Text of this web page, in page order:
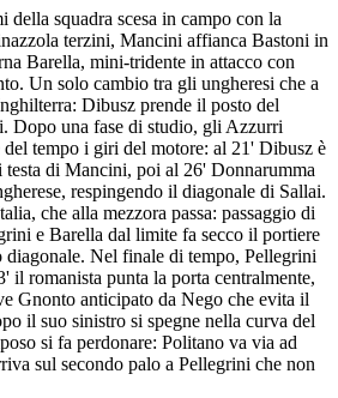
della squadra scesa in campo con la
terzini, Mancini affianca Bastoni in
Barella, mini-tridente in attacco con
Un solo cambio tra gli ungheresi che a
Dibusz prende il posto del
Dopo una fase di studio, gli Azzurri
del tempo i giri del motore: al 21' Dibusz è
di Mancini, poi al 26' Donnarumma
respingendo il diagonale di Sallai.
che alla mezzora passa: passaggio di
e Barella dal limite fa secco il portiere
diagonale. Nel finale di tempo, Pellegrini
il romanista punta la porta centralmente,
Gnonto anticipato da Nego che evita il
il suo sinistro si spegne nella curva del
si fa perdonare: Politano va via ad
sul secondo palo a Pellegrini che non